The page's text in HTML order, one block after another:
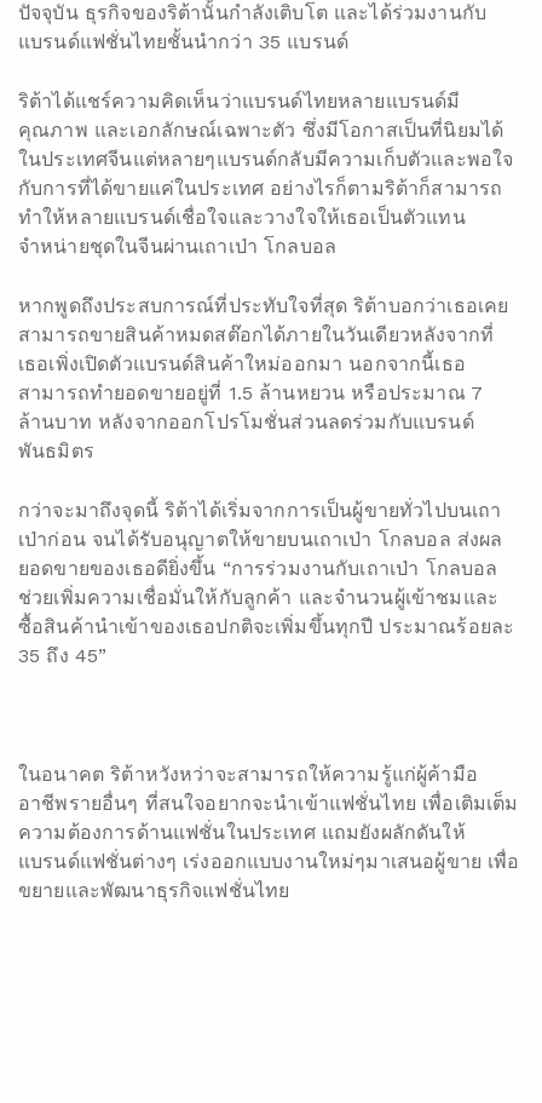
ปัจจุบัน ธุรกิจของริต้านั้นกำลังเติบโต และได้ร่วมงานกับ
แบรนด์แฟชั่นไทยชั้นนำกว่า 35 แบรนด์
ริต้าได้แชร์ความคิดเห็นว่าแบรนด์ไทยหลายแบรนด์มี
คุณภาพ และเอกลักษณ์เฉพาะตัว ซึ่งมีโอกาสเป็นที่นิยมได้
ในประเทศจีนแต่หลายๆแบรนด์กลับมีความเก็บตัวและพอใจ
กับการที่ได้ขายแค่ในประเทศ อย่างไรก็ตามริต้าก็สามารถ
ทำให้หลายแบรนด์เชื่อใจและวางใจให้เธอเป็นตัวแทน
จำหน่ายชุดในจีนผ่านเถาเป่า โกลบอล
หากพูดถึงประสบการณ์ที่ประทับใจที่สุด ริต้าบอกว่าเธอเคย
สามารถขายสินค้าหมดสต๊อกได้ภายในวันเดียวหลังจากที่
เธอเพิ่งเปิดตัวแบรนด์สินค้าใหม่ออกมา นอกจากนี้เธอ
สามารถทำยอดขายอยู่ที่ 1.5 ล้านหยวน หรือประมาณ 7
ล้านบาท หลังจากออกโปรโมชั่นส่วนลดร่วมกับแบรนด์
พันธมิตร
กว่าจะมาถึงจุดนี้ ริต้าได้เริ่มจากการเป็นผู้ขายทั่วไปบนเถา
เป่าก่อน จนได้รับอนุญาตให้ขายบนเถาเป่า โกลบอล ส่งผล
ยอดขายของเธอดียิ่งขึ้น “การร่วมงานกับเถาเป่า โกลบอล
ช่วยเพิ่มความเชื่อมั่นให้กับลูกค้า และจำนวนผู้เข้าชมและ
ซื้อสินค้านำเข้าของเธอปกติจะเพิ่มขึ้นทุกปี ประมาณร้อยละ
35 ถึง 45”
ในอนาคต ริต้าหวังหว่าจะสามารถให้ความรู้แก่ผู้ค้ามือ
อาชีพรายอื่นๆ ที่สนใจอยากจะนำเข้าแฟชั่นไทย เพื่อเติมเต็ม
ความต้องการด้านแฟชั่นในประเทศ แถมยังผลักดันให้
แบรนด์แฟชั่นต่างๆ เร่งออกแบบงานใหม่ๆมาเสนอผู้ขาย เพื่อ
ขยายและพัฒนาธุรกิจแฟชั่นไทย